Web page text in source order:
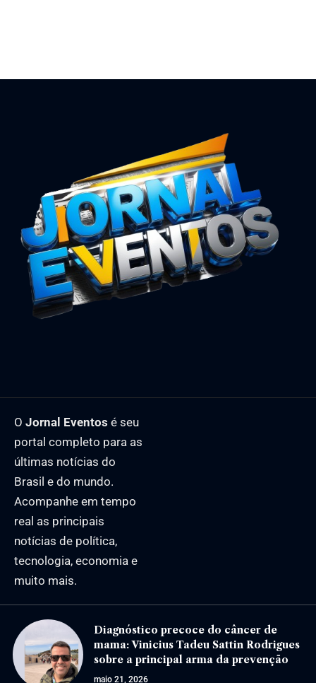
O Jornal Eventos é seu
portal completo para as
últimas notícias do
Brasil e do mundo.
Acompanhe em tempo
real as principais
notícias de política,
tecnologia, economia e
muito mais.
Diagnóstico precoce do câncer de
mama: Vinicius Tadeu Sattin Rodrigues
sobre a principal arma da prevenção
maio 21, 2026